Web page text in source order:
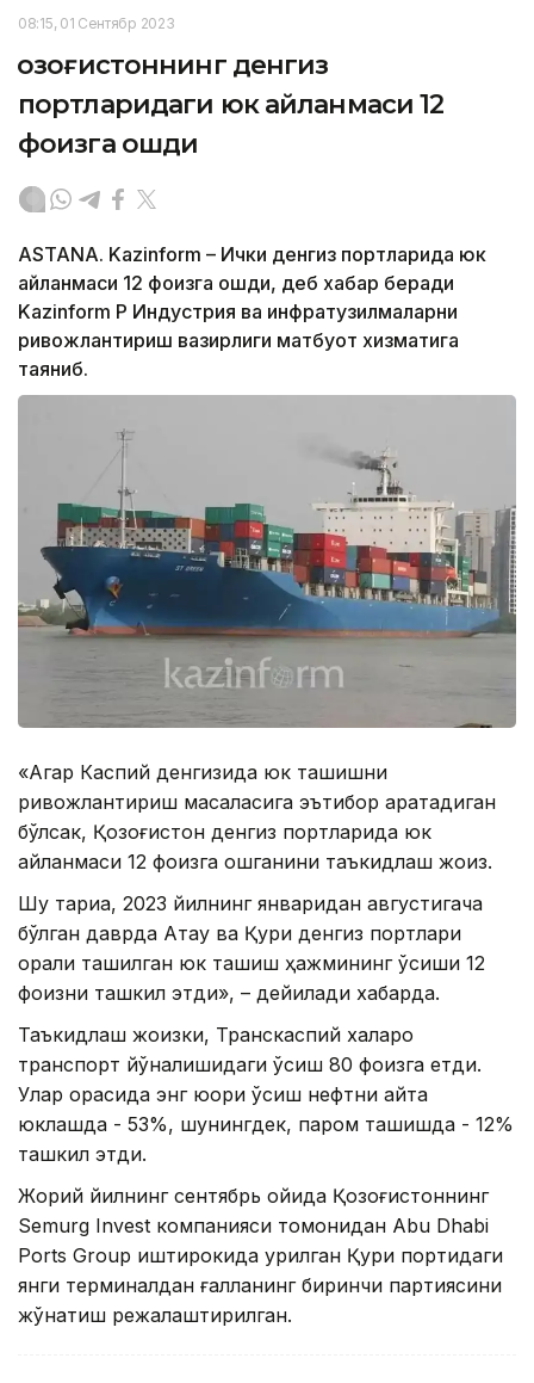
08:15, 01 Сентябр 2023
Қозоғистоннинг денгиз
портларидаги юк айланмаси 12
фоизга ошди
ASTANA. Kazinform – Ички денгиз портларида юк
айланмаси 12 фоизга ошди, деб хабар беради
Kazinform ҚР Индустрия ва инфратузилмаларни
ривожлантириш вазирлиги матбуот хизматига
таяниб.
«Агар Каспий денгизида юк ташишни
ривожлантириш масаласига эътибор қаратадиган
бўлсак, Қозоғистон денгиз портларида юк
айланмаси 12 фоизга ошганини таъкидлаш жоиз.
Шу тариқа, 2023 йилнинг январидан августигача
бўлган даврда Ақтау ва Қуриқ денгиз портлари
орқали ташилган юк ташиш ҳажмининг ўсиши 12
фоизни ташкил этди», – дейилади хабарда.
Таъкидлаш жоизки, Транскаспий халқаро
транспорт йўналишидаги ўсиш 80 фоизга етди.
Улар орасида энг юқори ўсиш нефтни қайта
юклашда - 53%, шунингдек, паром ташишда - 12%
ташкил этди.
Жорий йилнинг сентябрь ойида Қозоғистоннинг
Semurg Invest компанияси томонидан Abu Dhabi
Ports Group иштирокида қурилган Қуриқ портидаги
янги терминалдан ғалланинг биринчи партиясини
жўнатиш режалаштирилган.